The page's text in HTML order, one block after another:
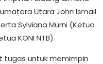
Utara John Ismail
Sylviana Murni (Ketua
KONI NTB).
tugas untuk memimpin